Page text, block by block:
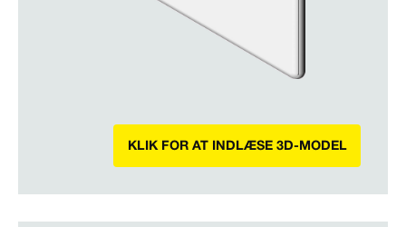
KLIK FOR AT INDLÆSE 3D-MODEL